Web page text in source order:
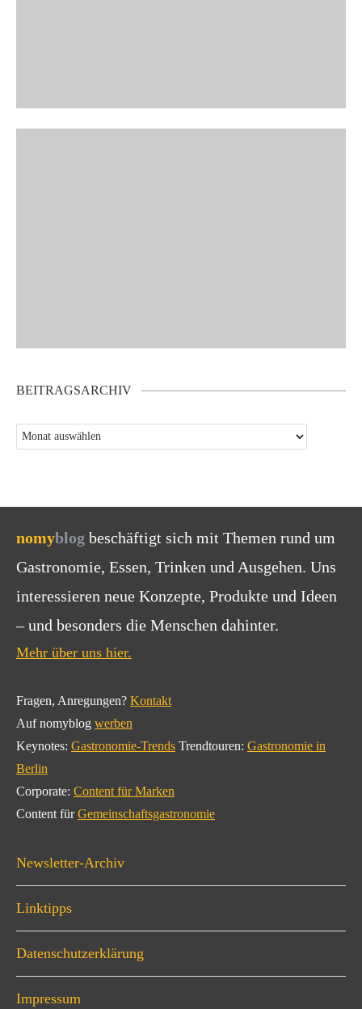
BEITRAGSARCHIV
nomyblog beschäftigt sich mit Themen rund um
Gastronomie, Essen, Trinken und Ausgehen. Uns
interessieren neue Konzepte, Produkte und Ideen
– und besonders die Menschen dahinter.
Mehr über uns hier.
Fragen, Anregungen? Kontakt
Auf nomyblog werben
Keynotes: Gastronomie-Trends Trendtouren: Gastronomie in
Berlin
Corporate: Content für Marken
Content fürGemeinschaftsgastronomie
Newsletter-Archiv
Linktipps
Datenschutzerklärung
Impressum